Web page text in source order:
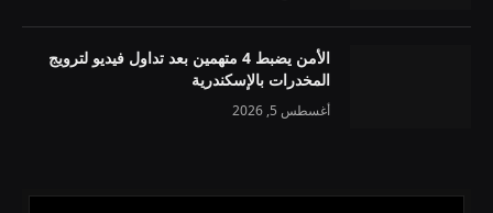
الأمن يضبط 4 متهمين بعد تداول فيديو لترويج
المخدرات بالإسكندرية
أغسطس 5, 2026